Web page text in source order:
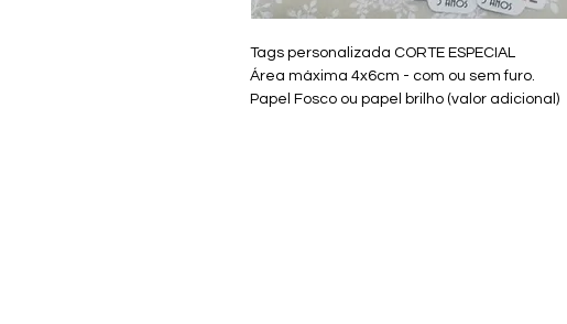
Tags personalizada CORTE ESPECIAL
Área máxima 4x6cm - com ou sem furo.
Papel Fosco ou papel brilho (valor adicional)